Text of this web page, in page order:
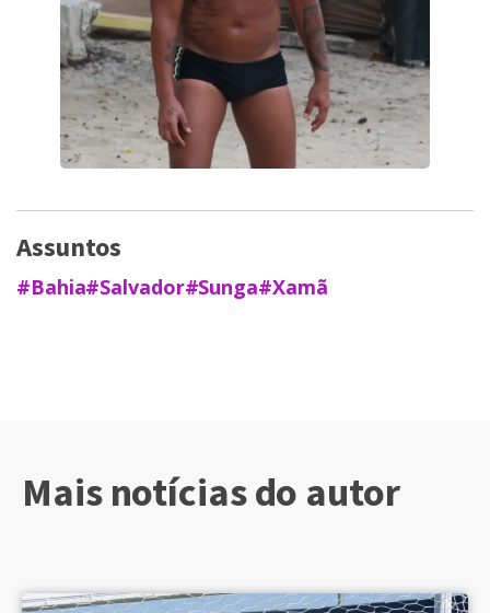
Assuntos
#Bahia#Salvador#Sunga#Xamã
Mais notícias do autor